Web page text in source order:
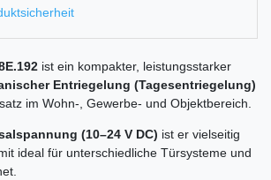
ist ein kompakter, leistungsstarker
Entriegelung (Tagesentriegelung)
im Wohn-, Gewerbe- und Objektbereich.
(10–24 V DC) ist er vielseitig
ideal für unterschiedliche Türsysteme und